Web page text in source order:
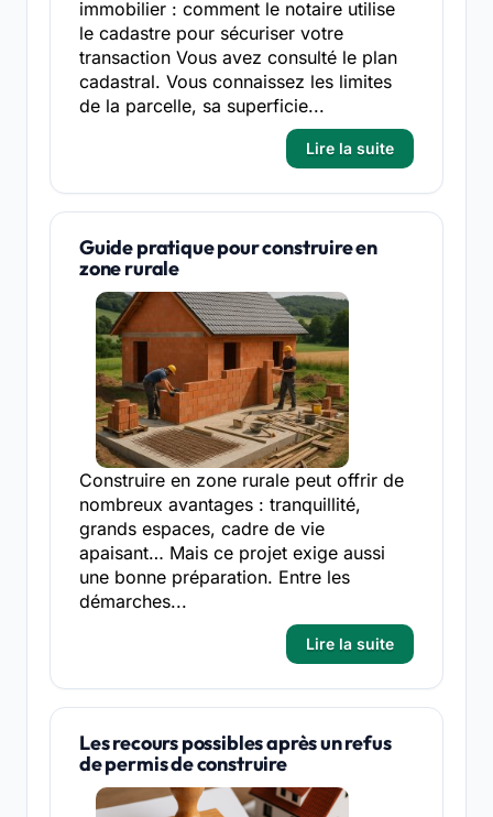
immobilier : comment le notaire utilise
le cadastre pour sécuriser votre
transaction Vous avez consulté le plan
cadastral. Vous connaissez les limites
de la parcelle, sa superficie...
Lire la suite
Guide pratique pour construire en
zone rurale
Construire en zone rurale peut offrir de
nombreux avantages : tranquillité,
grands espaces, cadre de vie
apaisant… Mais ce projet exige aussi
une bonne préparation. Entre les
démarches...
Lire la suite
Les recours possibles après un refus
de permis de construire